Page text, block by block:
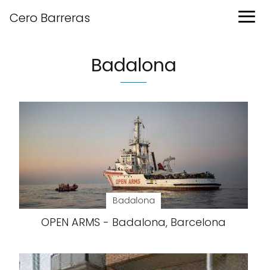
Cero Barreras
Badalona
Badalona
OPEN ARMS - Badalona, Barcelona